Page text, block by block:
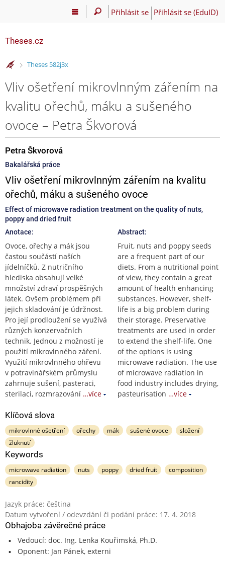
Přihlásit se Přihlásit se (EduID)
Theses.cz
>
Theses 582j3x
Vliv ošetření mikrovlnným zářením na
kvalitu ořechů, máku a sušeného
ovoce – Petra Škvorová
Petra Škvorová
Bakalářská práce
Vliv ošetření mikrovlnným zářením na kvalitu
ořechů, máku a sušeného ovoce
Effect of microwave radiation treatment on the quality of nuts,
poppy and dried fruit
Anotace:
Ovoce, ořechy a mák jsou
častou součástí naších
jídelníčků. Z nutričního
hlediska obsahují velké
množství zdraví prospěšných
látek. Ovšem problémem při
jejich skladování je údržnost.
Pro její prodloužení se využívá
různých konzervačních
technik. Jednou z možností je
použití mikrovlnného záření.
Využití mikrovlnného ohřevu
v potravinářském průmyslu
zahrnuje sušení, pasteraci,
sterilaci, rozmrazování …více
Abstract:
Fruit, nuts and poppy seeds
are a frequent part of our
diets. From a nutritional point
of view, they contain a great
amount of health enhancing
substances. However, shelf-
life is a big problem during
their storage. Preservative
treatments are used in order
to extend the shelf-life. One
of the options is using
microwave radiation. The use
of microwave radiation in
food industry includes drying,
pasteurisation …více
Klíčová slova
mikrovlnné ošetření ořechy mák sušené ovoce
složení
žluknutí
Keywords
microwave radiation nuts poppy dried fruit
composition
rancidity
Jazyk práce: čeština
Datum vytvoření / odevzdání či podání práce: 17. 4. 2018
Obhajoba závěrečné práce
Vedoucí: doc. Ing. Lenka Kouřimská, Ph.D.
Oponent: Jan Pánek, externi